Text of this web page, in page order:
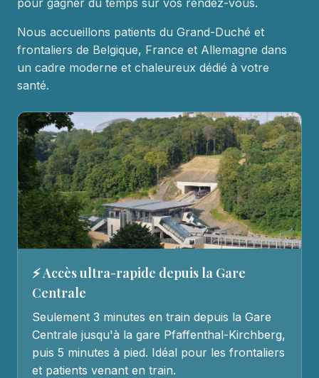
Nous accueillons patients du Grand-Duché et
frontaliers de Belgique, France et Allemagne dans
un cadre moderne et chaleureux dédié à votre
santé.
⚡ Accès ultra-rapide depuis la Gare
Centrale
Seulement 3 minutes en train depuis la Gare
Centrale jusqu'à la gare Pfaffenthal-Kirchberg,
puis 5 minutes à pied. Idéal pour les frontaliers
et patients venant en train.